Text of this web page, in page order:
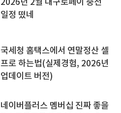
2026년 2월 대구로페이 충전
일정 떴네
국세청 홈택스에서 연말정산 셀
프로 하는법(실제경험, 2026년
업데이트 버전)
네이버플러스 멤버십 진짜 좋을